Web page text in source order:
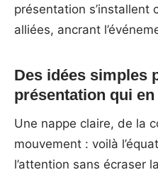
présentation s’installent
alliées, ancrant
Des idées simples
présentation qui
Une nappe claire, de la
mouvement : voilà
l’attention sans écraser